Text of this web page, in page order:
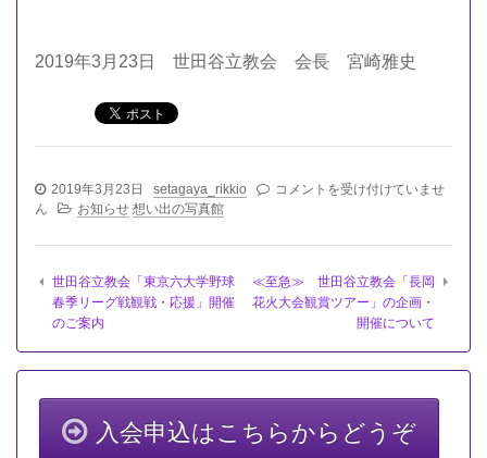
2019年3月23日 世田谷立教会 会長 宮崎雅史
2019年3月23日 setagaya_rikkio
世
立
会
「第
常
総
会
コメントを受け付けていませ
ん
お知らせ 想い出の写真館
世田谷立教会「東京六大学野球
春季リーグ戦観戦・応援」開催
のご案内
≪至急≫ 世田谷立教会「長岡
花火大会観賞ツアー」の企画・
開催について
入会申込はこちらからどうぞ